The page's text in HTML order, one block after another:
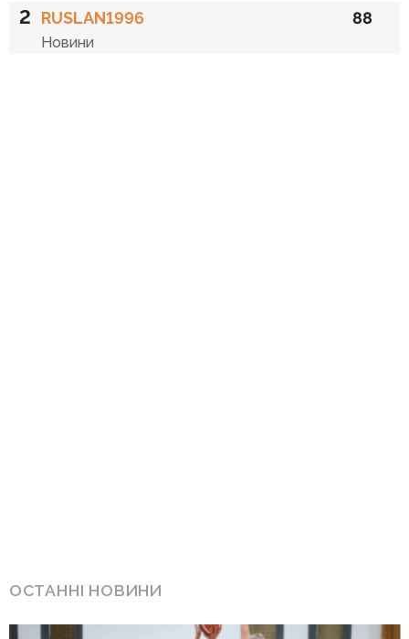
2 RUSLAN1996
Новини
88
ОСТАННІ НОВИНИ